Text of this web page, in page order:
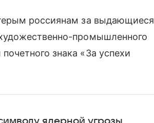
россиянам за выдающиеся
промышленного
знака «За успехи